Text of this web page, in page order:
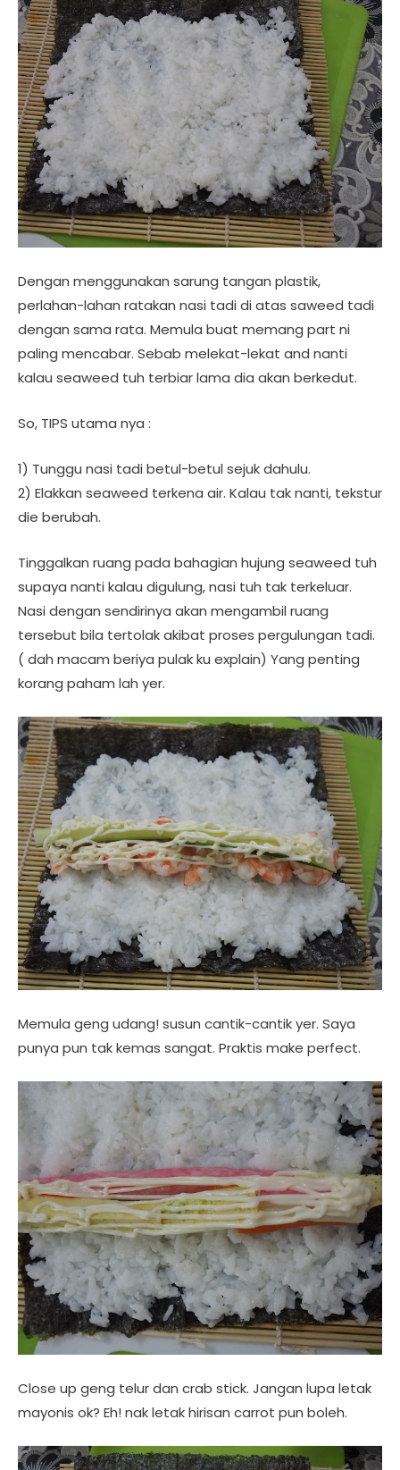
Dengan menggunakan sarung tangan plastik,
perlahan-lahan ratakan nasi tadi di atas saweed tadi
dengan sama rata. Memula buat memang part ni
paling mencabar. Sebab melekat-lekat and nanti
kalau seaweed tuh terbiar lama dia akan berkedut.
So, TIPS utama nya :
1) Tunggu nasi tadi betul-betul sejuk dahulu.
2) Elakkan seaweed terkena air. Kalau tak nanti, tekstur
die berubah.
Tinggalkan ruang pada bahagian hujung seaweed tuh
supaya nanti kalau digulung, nasi tuh tak terkeluar.
Nasi dengan sendirinya akan mengambil ruang
tersebut bila tertolak akibat proses pergulungan tadi.
( dah macam beriya pulak ku explain) Yang penting
korang paham lah yer.
Memula geng udang! susun cantik-cantik yer. Saya
punya pun tak kemas sangat. Praktis make perfect.
Close up geng telur dan crab stick. Jangan lupa letak
mayonis ok? Eh! nak letak hirisan carrot pun boleh.